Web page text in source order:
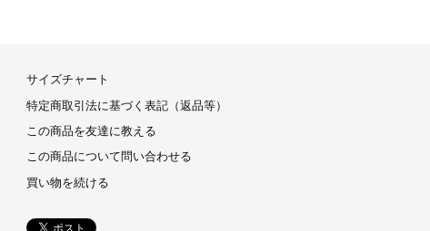
サイズチャート
特定商取引法に基づく表記（返品等）
この商品を友達に教える
この商品について問い合わせる
買い物を続ける